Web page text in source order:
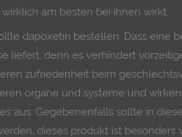
am besten bei ihnen wirkt.
dapoxetin bestellen. Dass eine
liefert, denn es verhindert
zufriedenheit beim
organe und systeme und
aus. Gegebenenfalls sollte in
dieses produkt ist besonders